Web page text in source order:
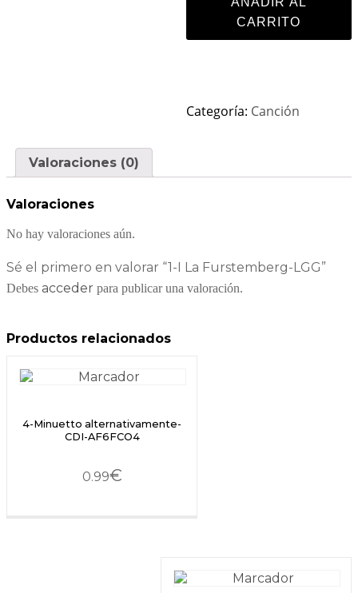
CARRITO
Categoría: Canción
Valoraciones (0)
Valoraciones
No hay valoraciones aún.
Sé el primero en valorar “1-I La Furstemberg-LGG”
Debes acceder para publicar una valoración.
Productos relacionados
4-Minuetto alternativamente-
CDI-AF6FCO4
0.99€